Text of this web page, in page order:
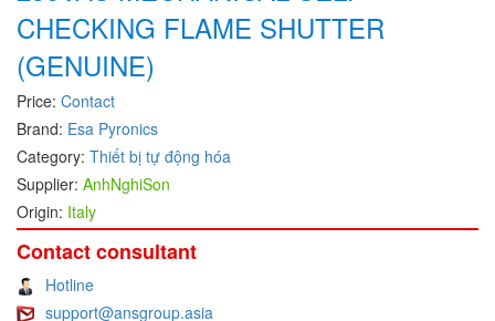
DEIF
Delmhorst VietNam
DELTA
Delta Ohm
Delta sensor
Delta-mobrey
DEMA Engineering/ Foam- IT
DESAX
DET-TRONICS
CHECKING FLAME SHUTTER
(GENUINE)
Price: Contact
Brand: Esa Pyronics
Category: Thiết bị tự động hóa
Supplier: AnhNghiSon
Origin: Italy
Contact consultant
Hotline
support@ansgroup.asia